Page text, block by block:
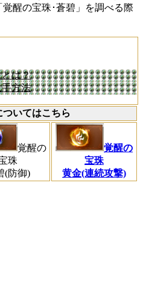
醒の宝珠･蒼碧」を調べる際
は？
方法
いてはこちら
覚醒の
珠
(防御)
覚醒の
宝珠
黄金(連続攻撃)